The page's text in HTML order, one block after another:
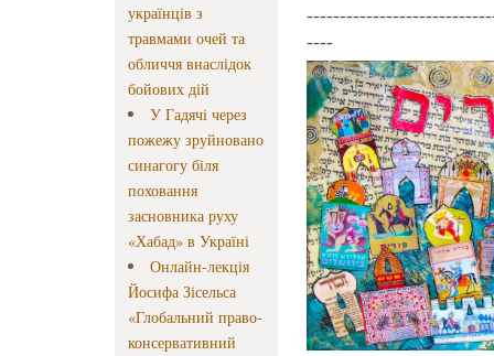
українців з
травмами очей та
обличчя внаслідок
бойових дій
У Гадячі через
пожежу зруйновано
синагогу біля
поховання
засновника руху
«Хабад» в Україні
Онлайн-лекція
Йосифа Зісельса
«Глобальний право-
консервативний
----